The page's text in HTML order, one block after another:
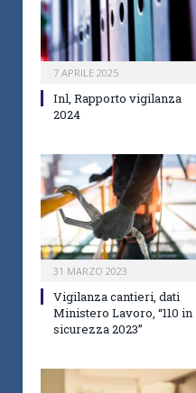
7 APRILE 2025
Inl, Rapporto vigilanza
2024
31 MARZO 2023
Vigilanza cantieri, dati
Ministero Lavoro, “110 in
sicurezza 2023”